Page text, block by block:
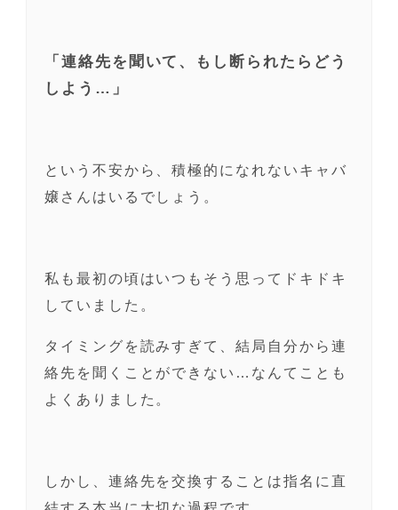
「連絡先を聞いて、もし断られたらどう
しよう…」
という不安から、積極的になれないキャバ
嬢さんはいるでしょう。
私も最初の頃はいつもそう思ってドキドキ
していました。
タイミングを読みすぎて、結局自分から連
絡先を聞くことができない…なんてことも
よくありました。
しかし、連絡先を交換することは指名に直